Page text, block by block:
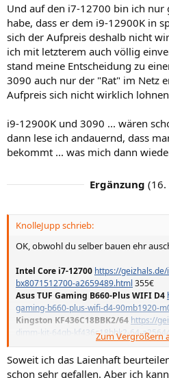
Und auf den i7-12700 bin ich nur
habe, dass er dem i9-12900K in
sich der Aufpreis deshalb nicht
ich mit letzterem auch völlig
stand meine Entscheidung zu
3090 auch nur der "Rat" im Netz
Aufpreis sich nicht wirklich
i9-12900K und 3090 ... wären
dann lese ich andauernd, dass
bekommt ... was mich dann
Ergänzung (
KnolleJupp schrieb:
OK, obwohl du selber bauen ehr
Intel Core i7-12700 https://
bx8071512700-a2659489.html 355€
Asus TUF Gaming B660-Plus WIFI D4
gaming-b660-plus-wifi-d4-90mb1920-
Kingston KF436C18BBK2/64 https://
dimm-kit-64gb-kf436c18bbk2-64-
Noctua NH-D15Shttps://geizhals.de/
a2412232.html96€
Asus TUF Gaming RTX 3080 Ti OC
Zum Vergrößern
Soweit ich das Laienhaft
schon sehr gefallen. Aber ich